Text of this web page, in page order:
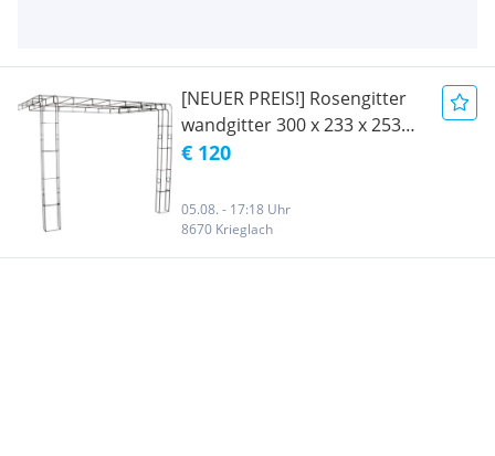
[NEUER PREIS!] Rosengitter
wandgitter 300 x 233 x 253
cm NEU! [VP 180, -]
€ 120
05.08. - 17:18 Uhr
8670 Krieglach